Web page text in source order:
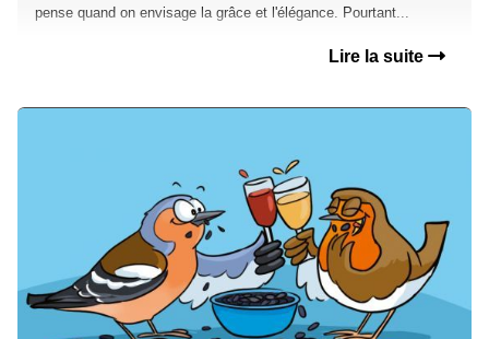
pense quand on envisage la grâce et l'élégance. Pourtant...
Lire la suite